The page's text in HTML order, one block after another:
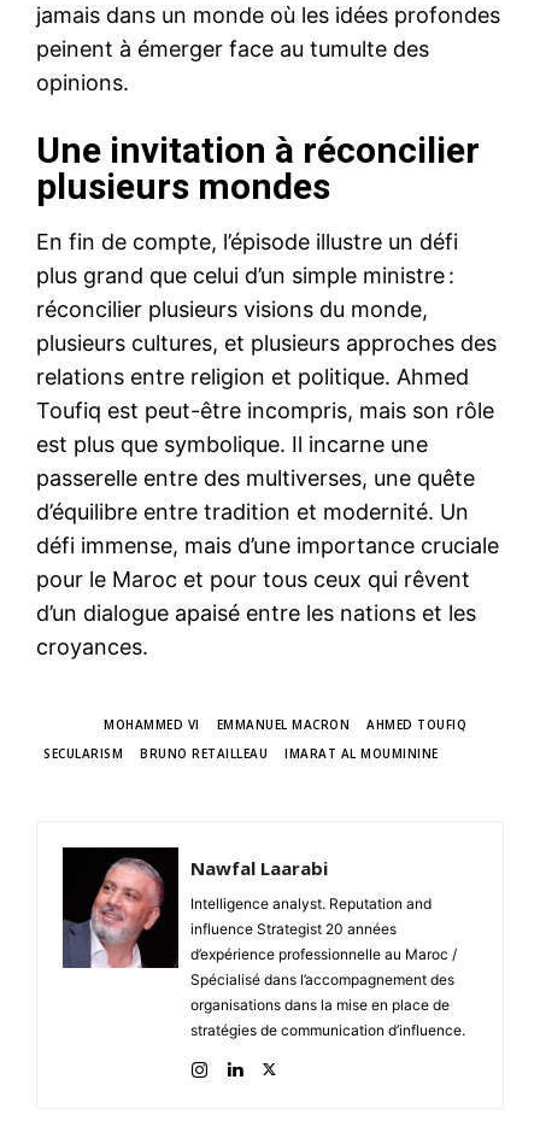
jamais dans un monde où les idées profondes
peinent à émerger face au tumulte des
opinions.
Une invitation à réconcilier
plusieurs mondes
En fin de compte, l’épisode illustre un défi
plus grand que celui d’un simple ministre :
réconcilier plusieurs visions du monde,
plusieurs cultures, et plusieurs approches des
relations entre religion et politique. Ahmed
Toufiq est peut-être incompris, mais son rôle
est plus que symbolique. Il incarne une
passerelle entre des multiverses, une quête
d’équilibre entre tradition et modernité. Un
défi immense, mais d’une importance cruciale
pour le Maroc et pour tous ceux qui rêvent
d’un dialogue apaisé entre les nations et les
croyances.
MOHAMMED VI EMMANUEL MACRON
AHMED TOUFIQ
SECULARISM
BRUNO RETAILLEAU IMARAT AL MOUMININE
Nawfal Laarabi
Intelligence analyst. Reputation and
influence Strategist 20 années
d’expérience professionnelle au Maroc /
Spécialisé dans l’accompagnement des
organisations dans la mise en place de
stratégies de communication d’influence.